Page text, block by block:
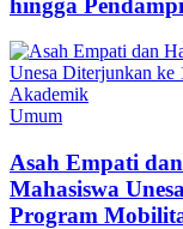
Umum
Asah Empati
Mahasiswa
Program